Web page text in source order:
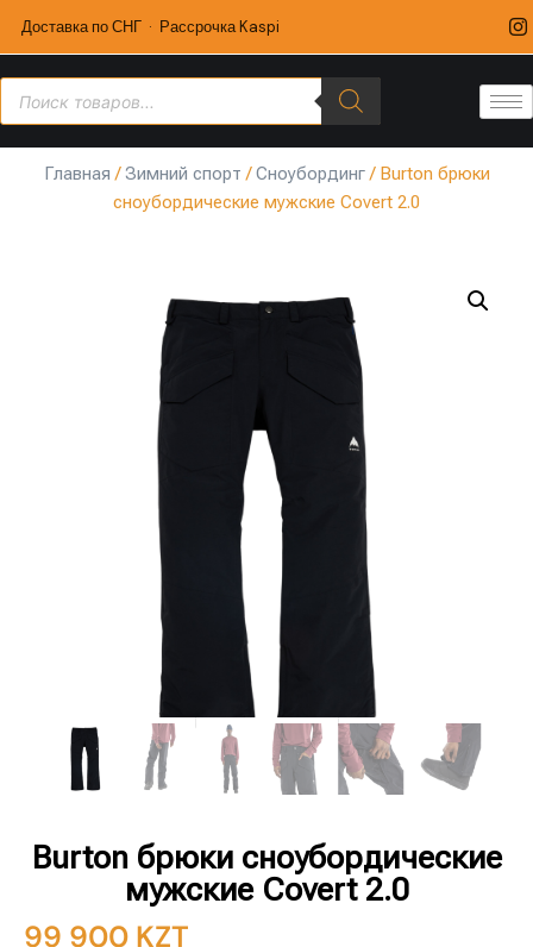
Доставка по СНГ · Рассрочка Kaspi
Главная /Зимний спорт /Сноубординг/ Burton брюки
сноубордические мужские Covert 2.0
Burton брюки сноубордические
мужские Covert 2.0
99 900 KZT